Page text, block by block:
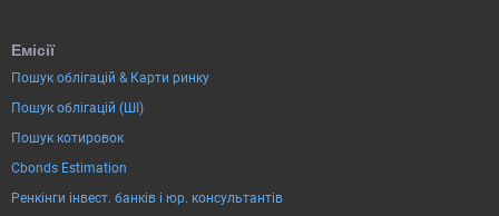
Емісії
Пошук облігацій & Карти ринку
Пошук облігацій (ШІ)
Пошук котировок
Cbonds Estimation
Ренкінги інвест. банків і юр. консультантів